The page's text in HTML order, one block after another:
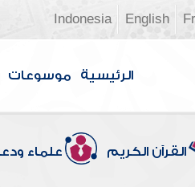
English
Indonesia
الرئيسية موسوعات
القرآن الكريم علماء